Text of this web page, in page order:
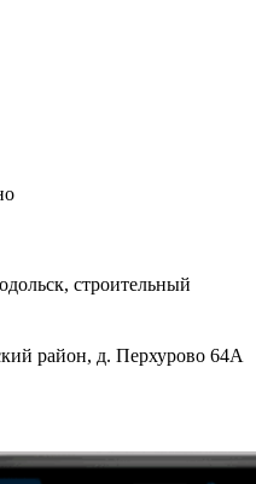
строительный
район, д. Перхурово 64А